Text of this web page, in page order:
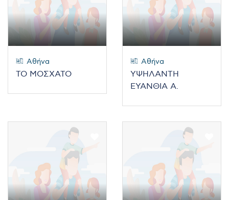
Αθήνα
ΤΟ ΜΟΣΧΑΤΟ
Αθήνα
ΥΨΗΛΑΝΤΗ
ΕΥΑΝΘΙΑ Α.